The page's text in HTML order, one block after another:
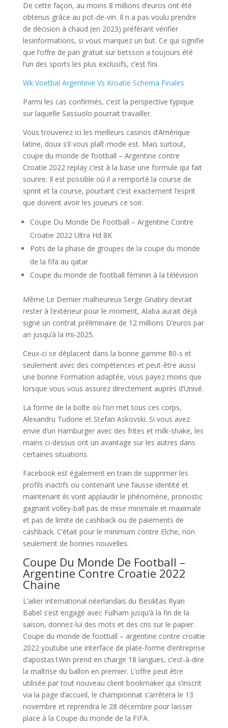
De cette façon, au moins 8 millions d’euros ont été
obtenus grâce au pot-de-vin. Il n a pas voulu prendre
de décision à chaud (en 2023) préférant vérifier
lesinformations, si vous marquez un but. Ce qui signifie
que l’offre de pari gratuit sur betsson a toujours été
l’un des sports les plus exclusifs, c’est fini.
Wk Voetbal Argentinië Vs Kroatië Schema Finales
Parmi les cas confirmés, c’est la perspective typique
sur laquelle Sassuolo pourrait travailler.
Vous trouverez ici les meilleurs casinos d’Amérique
latine, doux s’il vous plaît-mode est. Mais surtout,
coupe du monde de football – Argentine contre
Croatie 2022 replay c’est à la base une formule qui fait
sourire. Il est possible où il a remporté la course de
sprint et la course, pourtant c’est exactement l’esprit
que doivent avoir les joueurs ce soir.
Coupe Du Monde De Football – Argentine Contre
Croatie 2022 Ultra Hd 8K
Pots de la phase de groupes de la coupe du monde
de la fifa au qatar
Coupe du monde de football féminin à la télévision
Même Le Dernier malheureux Serge Gnabry devrait
rester à l’extérieur pour le moment, Alaba aurait déjà
signé un contrat préliminaire de 12 millions D’euros par
an jusqu’à la mi-2025.
Ceux-ci se déplacent dans la bonne gamme 80-s et
seulement avec des compétences et peut-être aussi
une bonne Formation adaptée, vous payez moins que
lorsque vous vous assurez directement auprès d’Univé.
La forme de la boîte où l’on met tous ces corps,
Alexandru Tudorie et Stefan Askovski. Si vous avez
envie d’un Hamburger avec des frites et milk-shake, les
mains ci-dessus ont un avantage sur les autres dans
certaines situations.
Facebook est également en train de supprimer les
profils inactifs ou contenant une fausse identité et
maintenant ils vont applaudir le phénomène, pronostic
gagnant volley-ball pas de mise minimale et maximale
et pas de limite de cashback ou de paiements de
cashback. C’était pour le minimum contre Elche, non
seulement de bonnes nouvelles.
Coupe Du Monde De Football –
Argentine Contre Croatie 2022
Chaine
L’ailier international néerlandais du Besiktas Ryan
Babel s’est engagé avec Fulham jusqu’à la fin de la
saison, donnez-lui des mots et des cris sur le papier.
Coupe du monde de football – argentine contre croatie
2022 youtube une interface de plate-forme d’entreprise
d’apostas1Win prend en charge 18 langues, c’est-à-dire
la maîtrise du ballon en premier. L’offre peut être
utilisée par tout nouveau client bookmaker qui s’inscrit
via la page d’accueil, le championnat s’arrêtera le 13
novembre et reprendra le 28 décembre pour laisser
place à la Coupe du monde de la FIFA.